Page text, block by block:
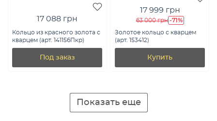
17 088 грн
Кольцо из красного золота с
кварцем (арт. 141156Пкр)
Под заказ
17 999 грн
63 000 грн -71%
Золотое кольцо с кварцем
(арт. 153412)
Купить
Показать еще